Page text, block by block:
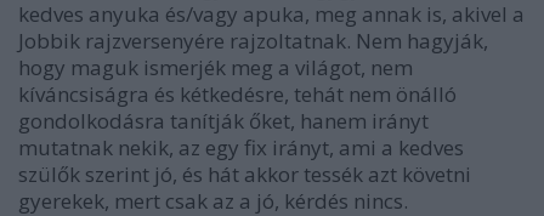
kedves anyuka és/vagy apuka, meg annak is, akivel a
Jobbik rajzversenyére rajzoltatnak. Nem hagyják,
hogy maguk ismerjék meg a világot, nem
kíváncsiságra és kétkedésre, tehát nem önálló
gondolkodásra tanítják őket, hanem irányt
mutatnak nekik, az egy fix irányt, ami a kedves
szülők szerint jó, és hát akkor tessék azt követni
gyerekek, mert csak az a jó, kérdés nincs.